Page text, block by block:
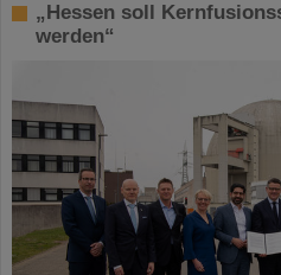
„Hessen soll
werden“